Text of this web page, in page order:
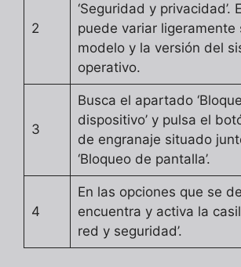
2
‘Seguridad y privacidad’.
puede variar ligeramente
modelo y la versión del
operativo.
3
Busca el apartado
dispositivo’ y pulsa el
de engranaje situado
‘Bloqueo de pantalla’.
4
En las opciones que se
encuentra y activa la
red y seguridad’.